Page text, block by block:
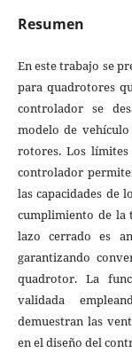
Resumen
En este trabajo se
para quadrotores
controlador se
modelo de
rotores. Los límites
controlador
las capacidades de
cumplimiento de la
lazo cerrado es
garantizando
quadrotor. La
validada
demuestran las
en el diseño del